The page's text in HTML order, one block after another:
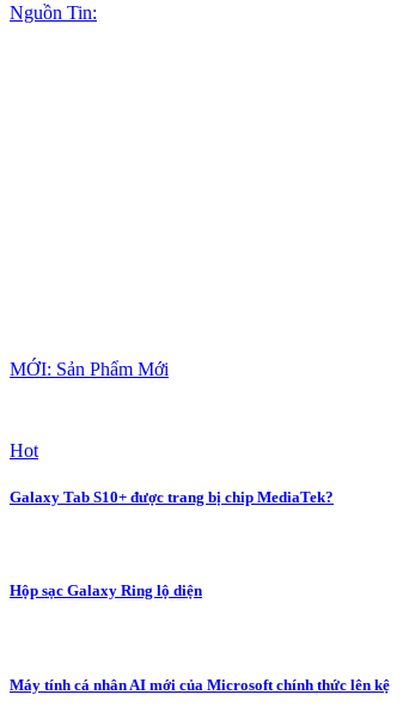
Nguồn Tin:
MỚI: Sản Phẩm Mới
Hot
Galaxy Tab S10+ được trang bị chip MediaTek?
Hộp sạc Galaxy Ring lộ diện
Máy tính cá nhân AI mới của Microsoft chính thức lên kệ